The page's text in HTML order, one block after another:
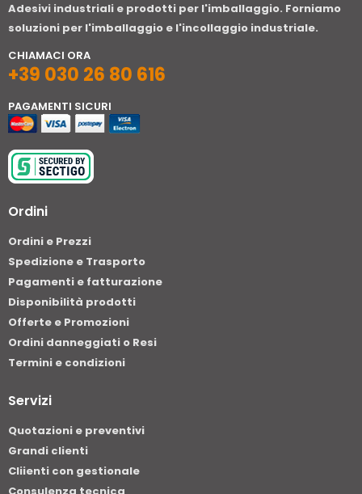
Adesivi industriali e prodotti per l'imballaggio. Forniamo
soluzioni per l'imballaggio e l'incollaggio industriale.
CHIAMACI ORA
+39 030 26 80 616
PAGAMENTI SICURI
Ordini
Ordini e Prezzi
Spedizione e Trasporto
Pagamenti e fatturazione
Disponibilità prodotti
Offerte e Promozioni
Ordini danneggiati o Resi
Termini e condizioni
Servizi
Quotazioni e preventivi
Grandi clienti
Cliienti con gestionale